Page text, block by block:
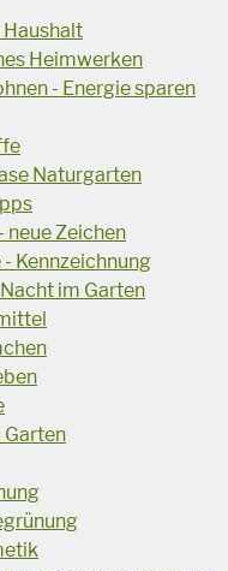
Haushalt
Heimwerken
- Energie sparen
Naturgarten
neue Zeichen
Kennzeichnung
im Garten
Garten